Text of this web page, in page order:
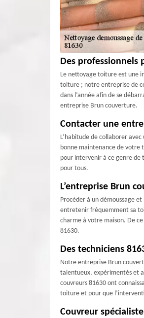
Des
Le nettoyage toiture est une
toiture ; notre entreprise de
dans l’année afin de se
entreprise Brun couverture.
Contacter une
L’habitude de collaborer
bonne maintenance de votre
pour intervenir à ce genre de
pour tous.
L’entreprise Brun
Procéder à un démoussage
entretenir fréquemment sa
charme à votre maison. De
81630.
Des techniciens
Notre entreprise Brun
talentueux, expérimentés et
couvreurs 81630 ont
toiture et pour que
Couvreur